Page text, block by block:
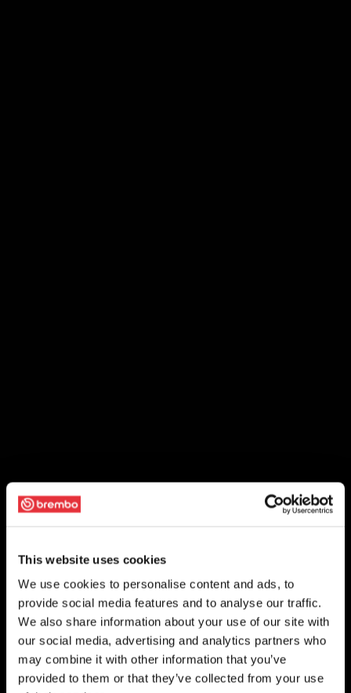
This website uses cookies
We use cookies to personalise content and ads, to
provide social media features and to analyse our traffic.
We also share information about your use of our site with
our social media, advertising and analytics partners who
may combine it with other information that you’ve
provided to them or that they’ve collected from your use